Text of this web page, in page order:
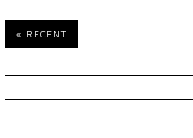
« RECENT